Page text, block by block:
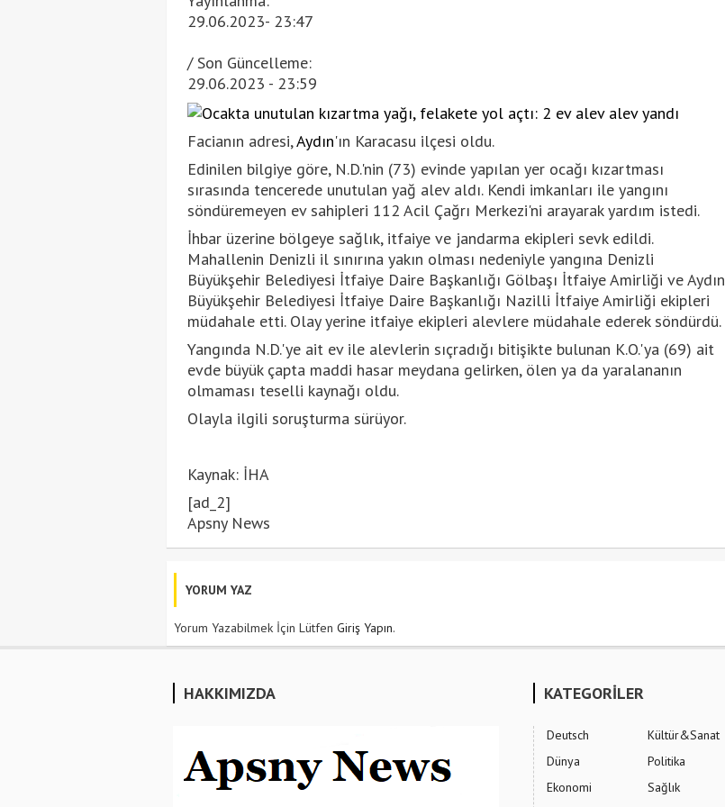
29.06.2023- 23:47
/ Son Güncelleme:
29.06.2023 - 23:59
Facianın adresi,Aydın'ın Karacasu ilçesi oldu.
Edinilen bilgiye göre, N.D.'nin (73) evinde yapılan yer ocağı kızartması
sırasında tencerede unutulan yağ alev aldı. Kendi imkanları ile yangını
söndüremeyen ev sahipleri 112 Acil Çağrı Merkezi'ni arayarak yardım istedi.
İhbar üzerine bölgeye sağlık, itfaiye ve jandarma ekipleri sevk edildi.
Mahallenin Denizli il sınırına yakın olması nedeniyle yangına Denizli
Büyükşehir Belediyesi İtfaiye Daire Başkanlığı Gölbaşı İtfaiye Amirliği ve Aydın
Büyükşehir Belediyesi İtfaiye Daire Başkanlığı Nazilli İtfaiye Amirliği ekipleri
müdahale etti. Olay yerine itfaiye ekipleri alevlere müdahale ederek söndürdü.
Yangında N.D.'ye ait ev ile alevlerin sıçradığı bitişikte bulunan K.O.'ya (69) ait
evde büyük çapta maddi hasar meydana gelirken, ölen ya da yaralananın
olmaması teselli kaynağı oldu.
Olayla ilgili soruşturma sürüyor.
Kaynak: İHA
[ad_2]
Apsny News
YORUM YAZ
Yorum Yazabilmek İçin Lütfen Giriş Yapın.
HAKKIMIZDA KATEGORİLER
Deutsch
Dünya
Ekonomi
Kültür&Sanat
Politika
Sağlık